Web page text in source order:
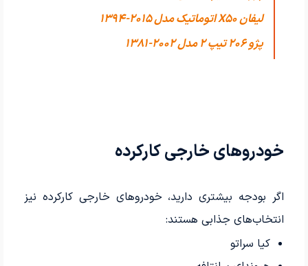
لیفان X50 اتوماتیک مدل 2015-1394
پژو 206 تیپ ۲ مدل 2002-1381
خودروهای خارجی کارکرده
اگر بودجه بیشتری دارید، خودروهای خارجی کارکرده نیز
انتخاب‌های جذابی هستند:
کیا سراتو